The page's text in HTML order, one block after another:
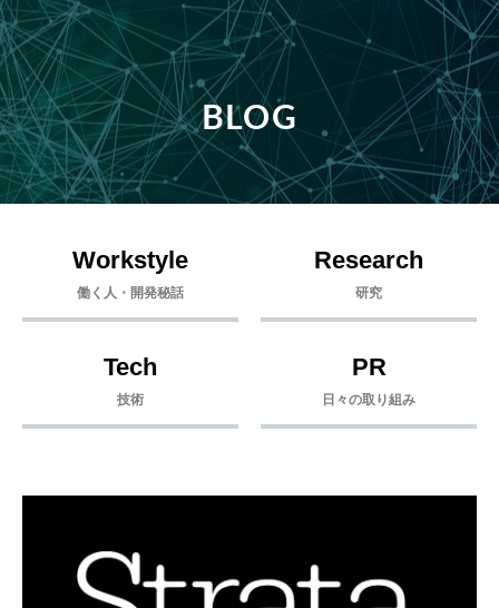
BLOG
Workstyle
働く人・開発秘話
Research
研究
Tech
技術
PR
日々の取り組み